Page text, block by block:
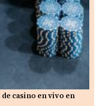
casino en vivo en